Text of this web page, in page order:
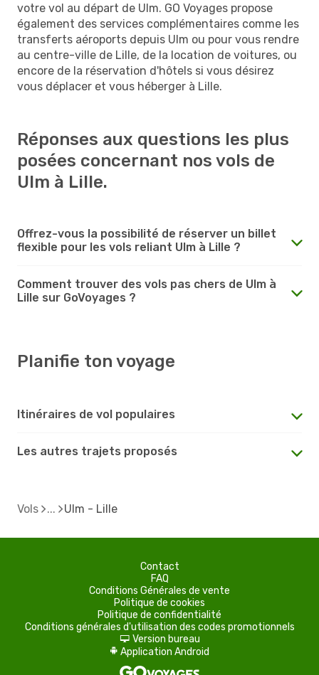
votre vol au départ de Ulm. GO Voyages propose
également des services complémentaires comme les
transferts aéroports depuis Ulm ou pour vous rendre
au centre-ville de Lille, de la location de voitures, ou
encore de la réservation d'hôtels si vous désirez
vous déplacer et vous héberger à Lille.
Réponses aux questions les plus
posées concernant nos vols de
Ulm à Lille.
Offrez-vous la possibilité de réserver un billet
flexible pour les vols reliant Ulm à Lille ?
Comment trouver des vols pas chers de Ulm à
Lille sur GoVoyages ?
Planifie ton voyage
Itinéraires de vol populaires
Les autres trajets proposés
Vols Ulm - Lille
Contact
FAQ
Conditions Générales de vente
Politique de cookies
Politique de confidentialité
Conditions générales d'utilisation des codes promotionnels
d Version bureau
A Application Android